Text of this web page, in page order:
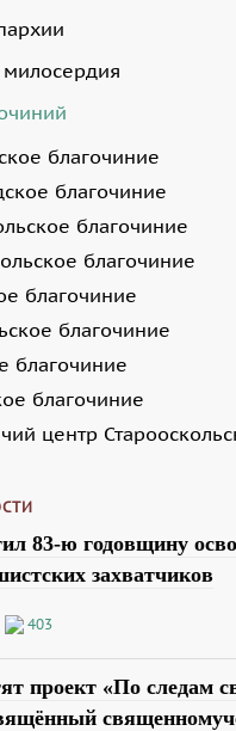
милосердия
благочиние
благочиние
благочиние
благочиние
благочиние
благочиние
благочиние
благочиние
центр
83-ю годовщину
захватчиков
403
проект «По следам